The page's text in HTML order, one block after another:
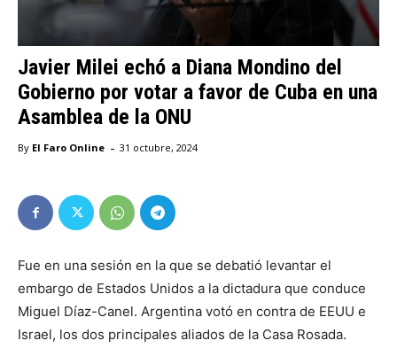
Javier Milei echó a Diana Mondino del
Gobierno por votar a favor de Cuba en una
Asamblea de la ONU
By El Faro Online - 31 octubre, 2024
Fue en una sesión en la que se debatió levantar el
embargo de Estados Unidos a la dictadura que conduce
Miguel Díaz-Canel. Argentina votó en contra de EEUU e
Israel, los dos principales aliados de la Casa Rosada.